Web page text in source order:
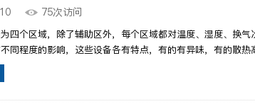
10 75次访问
四个区域，除了辅助区外，每个区域都对温度、湿度、换
同程度的影响，这些设备各有特点，有的有异味，有的散